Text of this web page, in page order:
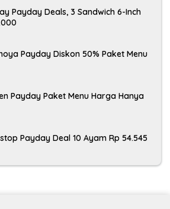
Payday Deals, 3 Sandwich 6-Inch
Payday Diskon 50% Paket Menu
Payday Paket Menu Harga Hanya
Payday Deal 10 Ayam Rp 54.545